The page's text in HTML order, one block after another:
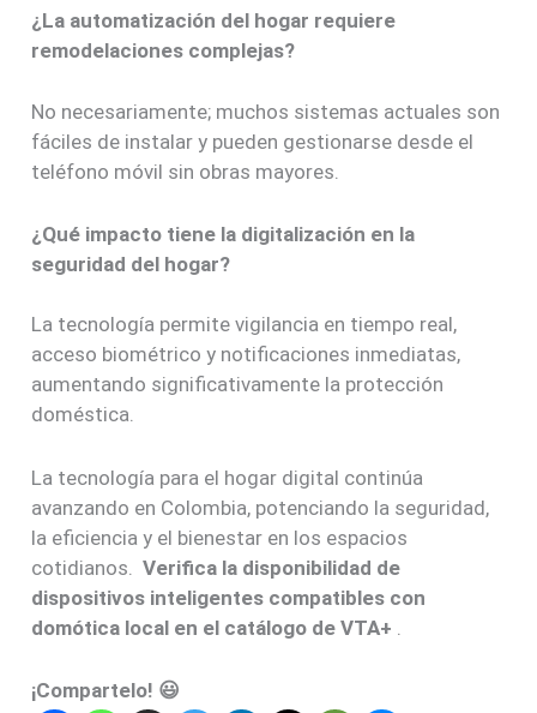
¿La automatización del hogar requiere
remodelaciones complejas?
No necesariamente; muchos sistemas actuales son
fáciles de instalar y pueden gestionarse desde el
teléfono móvil sin obras mayores.
¿Qué impacto tiene la digitalización en la
seguridad del hogar?
La tecnología permite vigilancia en tiempo real,
acceso biométrico y notificaciones inmediatas,
aumentando significativamente la protección
doméstica.
La tecnología para el hogar digital continúa
avanzando en Colombia, potenciando la seguridad,
la eficiencia y el bienestar en los espacios
cotidianos.Verifica la disponibilidad de
dispositivos inteligentes compatibles con
domótica local en el catálogo de VTA+
¡Compartelo! 😃